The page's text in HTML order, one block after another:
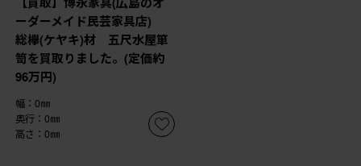
ーダーメイド民芸家具店)
総欅(ケヤキ)材 五尺水屋箪
笥を買取りました。(定価約
96万円)
幅：0㎜
奥行：0㎜
高さ：0㎜